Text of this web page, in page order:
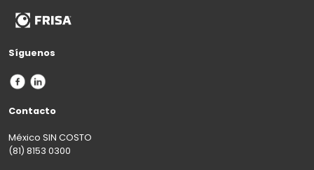
Síguenos
Contacto
México SIN COSTO
(81) 8153 0300